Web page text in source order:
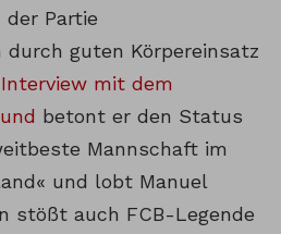
Partie
guten Körpereinsatz
Interview mit dem
betont er den Status
Mannschaft im
und lobt Manuel
stößt auch FCB-Legende